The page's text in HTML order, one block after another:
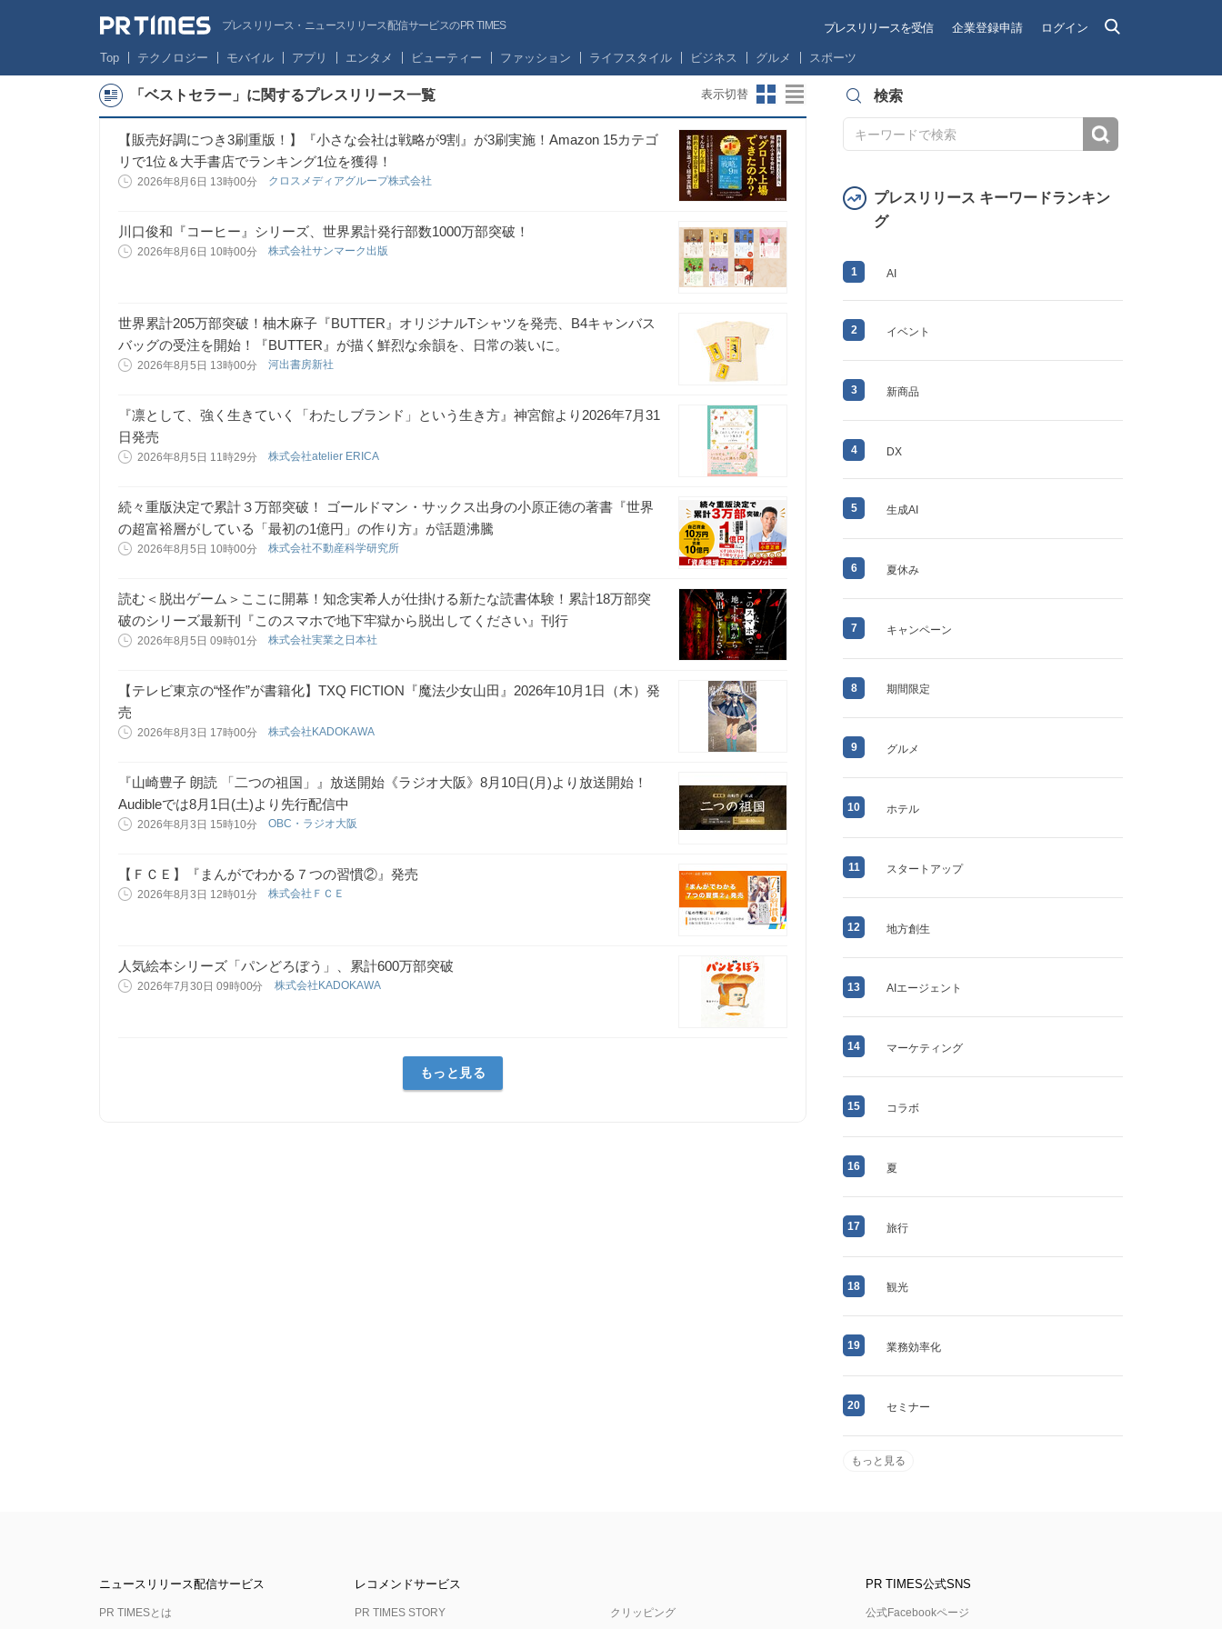
プレスリリース・ニュースリリース配信サービスのPR TIMES プレスリリースを受信 企業登録申請 ログイン
Top テクノロジー モバイル アプリ エンタメ ビューティー ファッション ライフスタイル ビジネス グルメ スポーツ
「ベストセラー」に関するプレスリリース一覧 表示切替
【販売好調につき3刷重版！】『小さな会社は戦略が9割』が3刷実施！Amazon 15カテゴ
リで1位＆大手書店でランキング1位を獲得！
2026年8月6日 13時00分 クロスメディアグループ株式会社
川口俊和『コーヒー』シリーズ、世界累計発行部数1000万部突破！
2026年8月6日 10時00分 株式会社サンマーク出版
世界累計205万部突破！柚木麻子『BUTTER』オリジナルTシャツを発売、B4キャンバス
バッグの受注を開始！『BUTTER』が描く鮮烈な余韻を、日常の装いに。
2026年8月5日 13時00分 河出書房新社
『凛として、強く生きていく「わたしブランド」という生き方』神宮館より2026年7月31
日発売
2026年8月5日 11時29分 株式会社atelier ERICA
続々重版決定で累計３万部突破！ ゴールドマン・サックス出身の小原正徳の著書『世界
の超富裕層がしている「最初の1億円」の作り方』が話題沸騰
2026年8月5日 10時00分 株式会社不動産科学研究所
読む＜脱出ゲーム＞ここに開幕！知念実希人が仕掛ける新たな読書体験！累計18万部突
破のシリーズ最新刊『このスマホで地下牢獄から脱出してください』刊行
2026年8月5日 09時01分 株式会社実業之日本社
【テレビ東京の“怪作”が書籍化】TXQ FICTION『魔法少女山田』2026年10月1日（木）発
売
2026年8月3日 17時00分 株式会社KADOKAWA
『山崎豊子 朗読 「二つの祖国」』放送開始《ラジオ大阪》8月10日(月)より放送開始！
Audibleでは8月1日(土)より先行配信中
2026年8月3日 15時10分 OBC・ラジオ大阪
【ＦＣＥ】『まんがでわかる７つの習慣②』発売
2026年8月3日 12時01分 株式会社ＦＣＥ
人気絵本シリーズ「パンどろぼう」、累計600万部突破
2026年7月30日 09時00分 株式会社KADOKAWA
もっと見る
検索
プレスリリース キーワードランキン
グ
1 AI
2 イベント
3 新商品
4 DX
5 生成AI
6 夏休み
7 キャンペーン
8 期間限定
9 グルメ
10 ホテル
11 スタートアップ
12 地方創生
13 AIエージェント
14 マーケティング
15 コラボ
16 夏
17 旅行
18 観光
19 業務効率化
20 セミナー
もっと見る
ニュースリリース配信サービス
PR TIMESとは
レコメンドサービス
PR TIMES STORY クリッピング
PR TIMES公式SNS
公式Facebookページ